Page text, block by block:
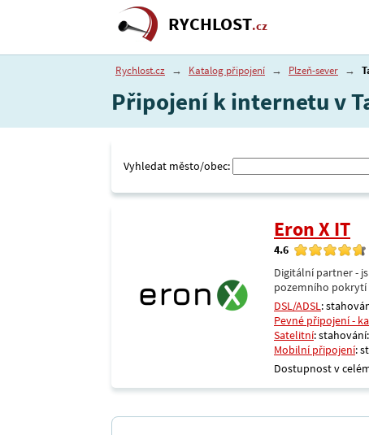
RYCHLOST.cz
Rychlost.cz → Katalog připojení → Plzeň-sever →
Připojení k internetu v
Vyhledat město/obec:
Eron X IT
4.6
Digitální partner -
pozemního
DSL/ADSL:
Pevné připojení -
Satelitní:
Mobilní připojení:
Dostupnost v